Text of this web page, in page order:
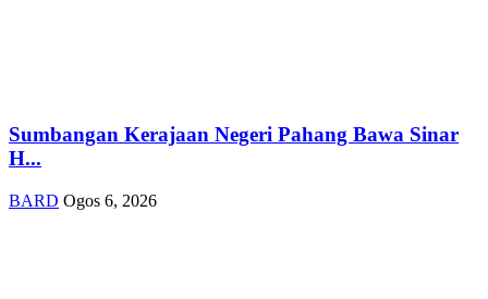
Sumbangan Kerajaan Negeri Pahang Bawa Sinar
H...
BARD Ogos 6, 2026